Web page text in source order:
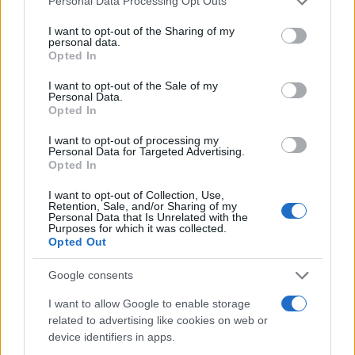
not limited to your visit or usage behaviour. You may click to
grant or deny consent to Google and its third-party tags to
use your data for below specified purposes in below Google
consent section.
I want to opt-out of the Sharing of my
personal data.
Opted In
I want to opt-out of the Sale of my
Personal Data.
Opted In
I want to opt-out of processing my
Personal Data for Targeted Advertising.
Opted In
I want to opt-out of Collection, Use,
Retention, Sale, and/or Sharing of my
Personal Data that Is Unrelated with the
Purposes for which it was collected.
Opted Out
Google consents
I want to allow Google to enable storage
related to advertising like cookies on web or
device identifiers in apps.